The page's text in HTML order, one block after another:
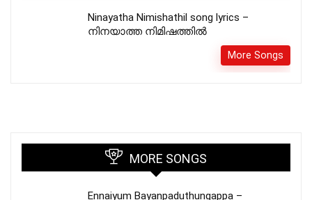
Ninayatha Nimishathil song lyrics –
നിനയാത്ത നിമിഷത്തിൽ
More Songs
MORE SONGS
Ennaiyum Bayanpaduthungappa –